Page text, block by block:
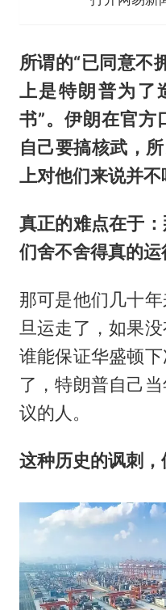
所谓的“已同意不
上是特朗普为了
书”。伊朗在官方
自己要搞核武，
上对他们来说并不
真正的难点在于
们舍不舍得真的运
那可是他们几十
旦运走了，如果
谁能保证华盛顿
了，特朗普自己
议的人。
这种历史的讽刺，